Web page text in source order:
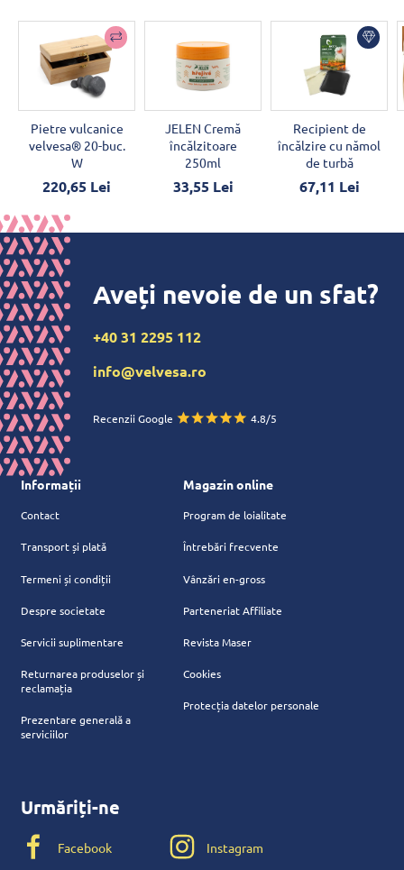
Pietre vulcanice
velvesa® 20-buc.
W
220,65 Lei
JELEN Cremă
încălzitoare
250ml
33,55 Lei
Recipient de
încălzire cu nămol
de turbă
67,11 Lei
Aveți nevoie de un sfat?
+40 31 2295 112
info@velvesa.ro
Recenzii Google 4.8/5
Informații
Contact
Transport și plată
Termeni și condiții
Despre societate
Servicii suplimentare
Returnarea produselor și
reclamația
Prezentare generală a
serviciilor
Magazin online
Program de loialitate
Întrebări frecvente
Vânzări en-gross
Parteneriat Affiliate
Revista Maser
Cookies
Protecția datelor personale
Urmăriți-ne
Facebook Instagram